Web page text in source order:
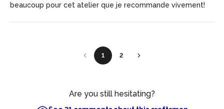
beaucoup pour cet atelier que je recommande vivement!
1 2
Are you still hesitating?